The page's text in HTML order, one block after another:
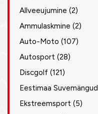
Allveeujumine (2)
Ammulaskmine (2)
Auto-Moto (107)
Autosport (28)
Discgolf (121)
Eestimaa Suvemängud
Ekstreemsport (5)